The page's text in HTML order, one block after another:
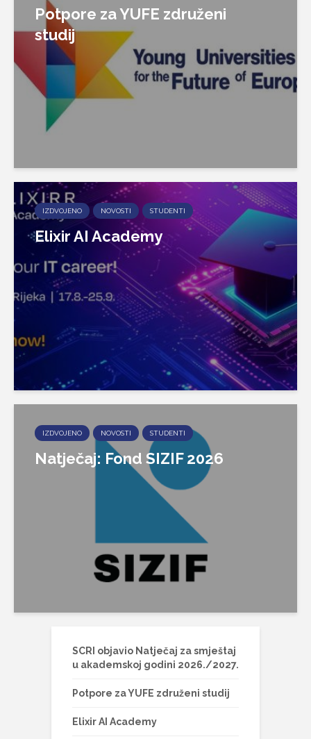
Potpore za YUFE združeni
studij
IZDVOJENO NOVOSTI STUDENTI
Elixir AI Academy
IZDVOJENO NOVOSTI STUDENTI
Natječaj: Fond SIZIF 2026
SCRI objavio Natječaj za smještaj
u akademskoj godini 2026./2027.
Potpore za YUFE združeni studij
Elixir AI Academy